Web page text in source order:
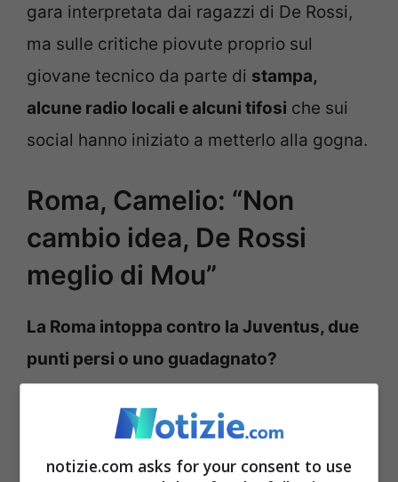
gara interpretata dai ragazzi di De Rossi,
ma sulle critiche piovute proprio sul
giovane tecnico da parte di stampa,
alcune radio locali e alcuni tifosi che sui
social hanno iniziato a metterlo alla gogna.
Roma, Camelio: “Non
cambio idea, De Rossi
meglio di Mou”
La Roma intoppa contro la Juventus, due
punti persi o uno guadagnato?
Due punti persi, pareggio poteva starci
notizie.com asks for your consent to use